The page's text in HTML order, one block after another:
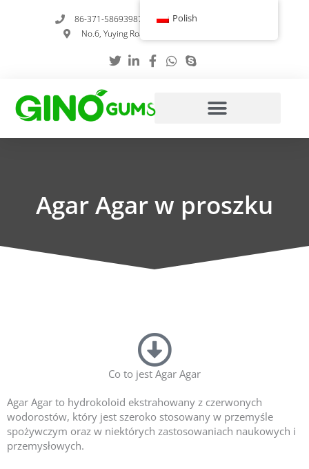
86-371-58693987
info@gumstabilizer.com
No.6, Yuying Road, Zhengzhou, Henan, Chiny
Agar Agar w proszku
Co to jest Agar Agar
Agar Agar to hydrokoloid ekstrahowany z czerwonych
wodorostów, który jest szeroko stosowany w przemyśle
spożywczym oraz w niektórych zastosowaniach naukowych i
przemysłowych.
Polish